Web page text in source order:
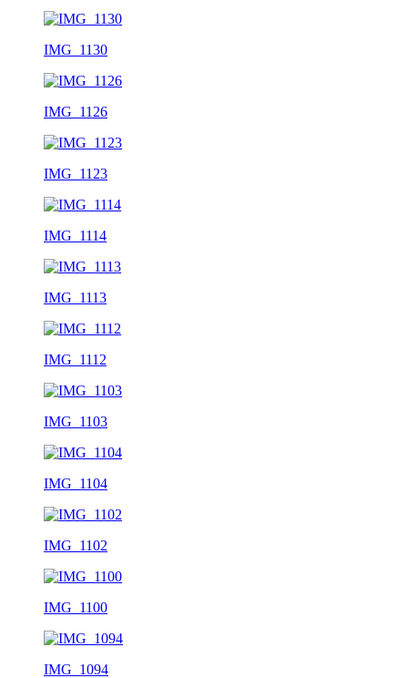
IMG_1130
IMG_1126
IMG_1123
IMG_1114
IMG_1113
IMG_1112
IMG_1103
IMG_1104
IMG_1102
IMG_1100
IMG_1094